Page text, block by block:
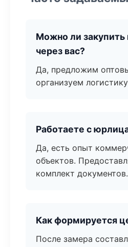
Можно ли
через вас?
Да, предложим
организуем
Работаете с
Да, есть опыт
объектов.
комплект документов.
Как формируется
После замера